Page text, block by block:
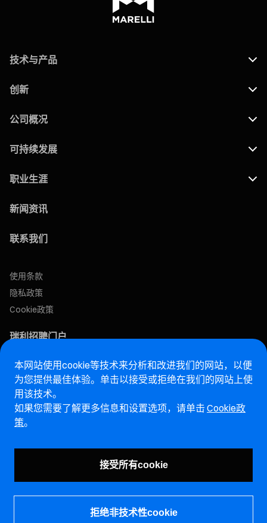
技术与产品
创新
公司概况
可持续发展
职业生涯
新闻资讯
联系我们
使用条款
隐私政策
Cookie政策
瑞利招聘门户
售后网站
马瑞利诚信热线网站
漏洞报告页面 (ENG)
本网站使用cookie等技术来分析和改进我们的网站，以便
为您提供最佳体验。单击以接受或拒绝在我们的网站上使
用该技术。
如果您需要了解更多信息和设置选项，请单击 Cookie政
策。
接受所有cookie
拒绝非技术性cookie